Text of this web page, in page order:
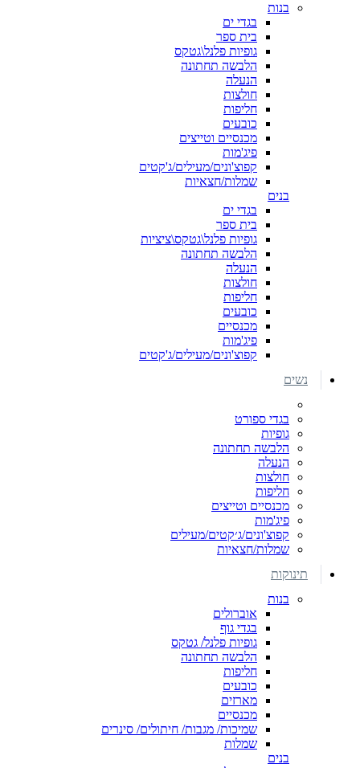
בנות
בגדי ים
בית ספר
גופיות פלנל\גטקס
הלבשה תחתונה
הנעלה
חולצות
חליפות
כובעים
מכנסיים וטייצים
פיג'מות
קפוצ'ונים/מעילים/ג'קטים
שמלות/חצאיות
בנים
בגדי ים
בית ספר
גופיות פלנל\גטקס\ציציות
הלבשה תחתונה
הנעלה
חולצות
חליפות
כובעים
מכנסיים
פיג'מות
קפוצ'ונים/מעילים/ג'קטים
נשים
בגדי ספורט
גופיות
הלבשה תחתונה
הנעלה
חולצות
חליפות
מכנסיים וטייצים
פיג'מות
קפוצ'ונים/ג׳קטים/מעילים
שמלות/חצאיות
תינוקות
בנות
אוברולים
בגדי גוף
גופיות פלנל/ גטקס
הלבשה תחתונה
חליפות
כובעים
מארזים
מכנסיים
שמיכות/ מגבות/ חיתולים/ סינרים
שמלות
בנים